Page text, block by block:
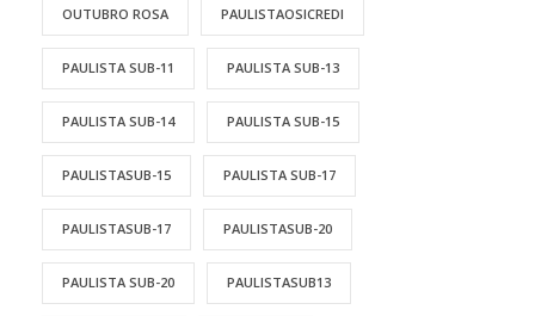
OUTUBRO ROSA PAULISTAOSICREDI
PAULISTA SUB-11 PAULISTA SUB-13
PAULISTA SUB-14 PAULISTA SUB-15
PAULISTASUB-15 PAULISTA SUB-17
PAULISTASUB-17 PAULISTASUB-20
PAULISTA SUB-20 PAULISTASUB13